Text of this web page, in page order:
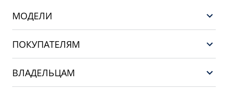
МОДЕЛИ
EX5
PREFACE
ПОКУПАТЕЛЯМ
ВЛАДЕЛЬЦАМ